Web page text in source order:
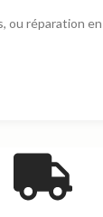
ou réparation